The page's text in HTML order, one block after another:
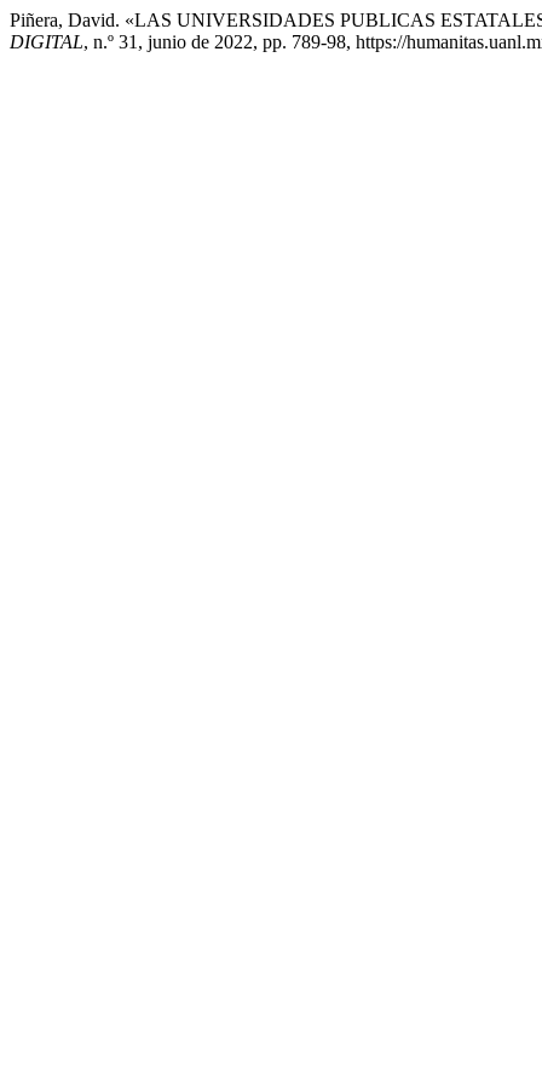
Piñera, David. «LAS UNIVERSIDADES PUBLICAS
DIGITAL, n.º 31, junio de 2022, pp. 789-98, https://